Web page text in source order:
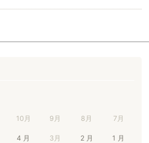
10月 9月 8月 7月
4 月 3月 2 月 1 月